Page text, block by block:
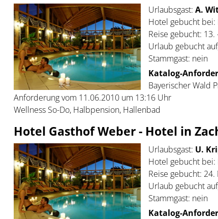
Urlaubsgast: A.
Hotel gebucht bei:
Reise gebucht: 13.
Urlaub gebucht
Stammgast: nein
Katalog-
Bayerischer Wald
Anforderung vom 11.06.2010 um 13:16 Uhr
Wellness So-Do, Halbpension, Hallenbad
Hotel Gasthof Weber - Hotel in
Urlaubsgast: U.
Hotel gebucht bei:
Reise gebucht:
Urlaub gebucht
Stammgast: nein
Katalog-